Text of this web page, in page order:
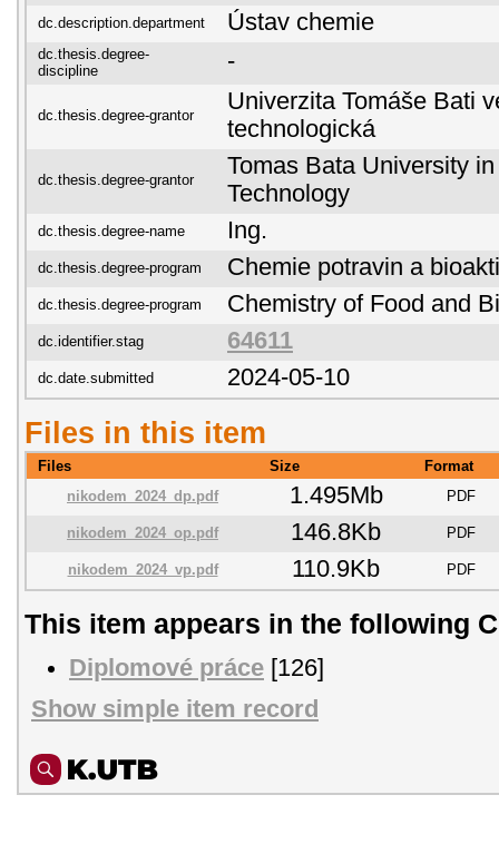
dc.description.department Ústav chemie
dc.thesis.degree-
discipline
-
dc.thesis.degree-grantor
Univerzita Tomáše Bati
technologická
dc.thesis.degree-grantor
Tomas Bata University
Technology
dc.thesis.degree-name Ing.
dc.thesis.degree-program Chemie potravin a
dc.thesis.degree-program Chemistry of Food and
dc.identifier.stag 64611
dc.date.submitted 2024-05-10
Files in this item
Files Size
Format
nikodem_2024_dp.pdf
1.495Mb PDF
nikodem_2024_op.pdf 146.8Kb PDF
nikodem_2024_vp.pdf 110.9Kb PDF
This item appears in the following
Diplomové práce [126]
Show simple item record